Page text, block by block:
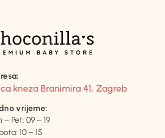
kneza Branimira 41, Zagreb
vrijeme:
– Pet: 09 – 19
10 – 15